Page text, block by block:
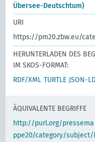
Übersee-Deutschtum)
URI
https://pm20.zbw.eu/
HERUNTERLADEN DES
IM SKOS-FORMAT:
RDF/XML TURTLE JSON-
ÄQUIVALENTE BEGRIFFE
http://purl.org/pressema
ppe20/category/subject/i